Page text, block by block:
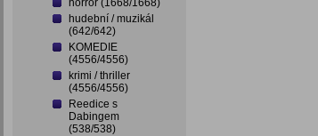
horror (1668/1668)
hudební / muzikál
(642/642)
KOMEDIE
(4556/4556)
krimi / thriller
(4556/4556)
Reedice s
Dabingem
(538/538)